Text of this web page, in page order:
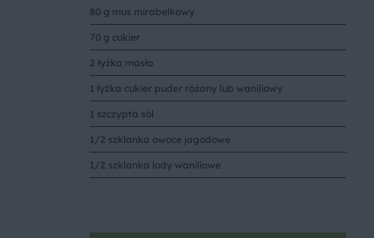
80 g mus mirabelkowy
70 g cukier
2 łyżka masło
1 łyżka cukier puder różany lub waniliowy
1 szczypta sól
1/2 szklanka owoce jagodowe
1/2 szklanka lody waniliowe